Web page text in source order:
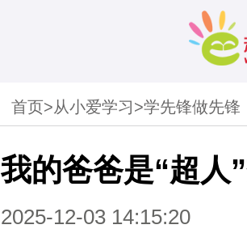
首页>从小爱学习>学先锋做先锋
我的爸爸是“超人
2025-12-03 14:15:20